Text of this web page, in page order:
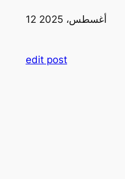
12 أغسطس، 2025
edit post